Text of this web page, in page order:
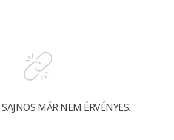
MÁR NEM ÉRVÉNYES.